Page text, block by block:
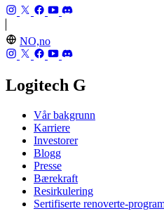
NO,no
Logitech G
Vår bakgrunn
Karriere
Investorer
Blogg
Presse
Bærekraft
Resirkulering
Sertifiserte renoverte-